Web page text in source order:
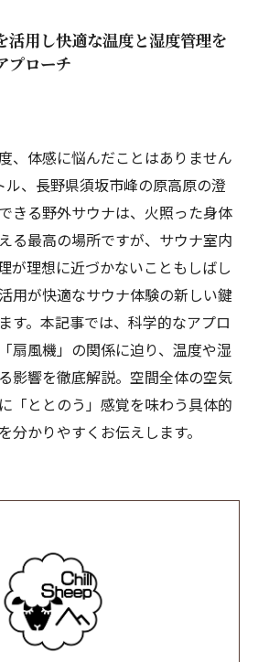
活用し快適な温度と湿度管理を
プローチ
、体感に悩んだことはありません
、長野県須坂市峰の原高原の澄
きる野外サウナは、火照った身体
る最高の場所ですが、サウナ室内
が理想に近づかないこともしばし
用が快適なサウナ体験の新しい鍵
す。本記事では、科学的なアプロ
扇風機」の関係に迫り、温度や湿
影響を徹底解説。空間全体の空気
「ととのう」感覚を味わう具体的
分かりやすくお伝えします。